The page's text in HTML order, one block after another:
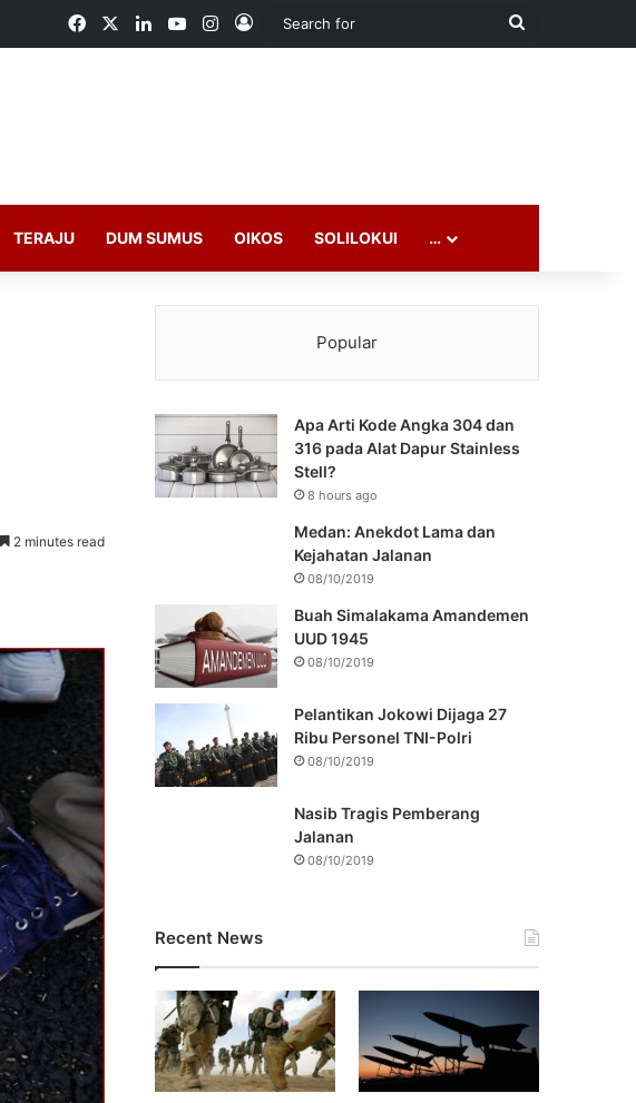
FacebookLinkedInYouTubeInstagram
Log In
Search
TERAJU DUM SUMUS OIKOS SOLILOKUI …
2 minutes read
Popular
Apa Arti Kode Angka 304 dan
316 pada Alat Dapur Stainless
Stell?
8 hours ago
Medan: Anekdot Lama dan
Kejahatan Jalanan
08/10/2019
Buah Simalakama Amandemen
UUD 1945
08/10/2019
Pelantikan Jokowi Dijaga 27
Ribu Personel TNI-Polri
08/10/2019
Nasib Tragis Pemberang
Jalanan
08/10/2019
Recent News